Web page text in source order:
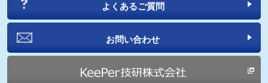
よくあるご質問
お問い合わせ